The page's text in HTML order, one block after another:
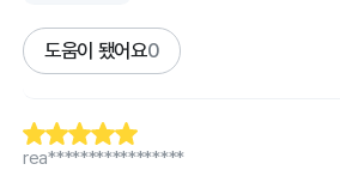
도움이 됐어요0
rea*****************